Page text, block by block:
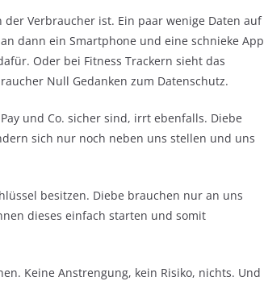
Verbraucher ist. Ein paar wenige Daten auf
dann ein Smartphone und eine schnieke App
Oder bei Fitness Trackern sieht das
Null Gedanken zum Datenschutz.
und Co. sicher sind, irrt ebenfalls. Diebe
sich nur noch neben uns stellen und uns
besitzen. Diebe brauchen nur an uns
dieses einfach starten und somit
Keine Anstrengung, kein Risiko, nichts. Und